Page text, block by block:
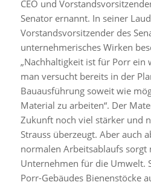
CEO und
Senator ernannt. In seiner
Vorstandsvorsitzender des
unternehmerisches Wirken
„Nachhaltigkeit ist für Porr ein
man versucht bereits in der
Bauausführung soweit wie
Material zu arbeiten“. Der
Zukunft noch viel stärker und
Strauss überzeugt. Aber auch
normalen Arbeitsablaufs sorgt
Unternehmen für die Umwelt.
Porr-Gebäudes Bienenstöcke